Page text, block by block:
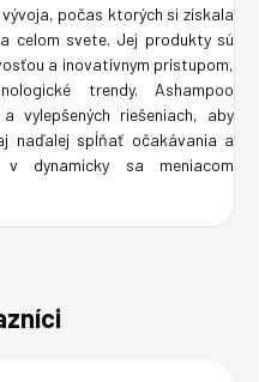
počas ktorých si získala
celom svete. Jej produkty sú
a inovatívnym prístupom,
trendy. Ashampoo
vylepšených riešeniach, aby
naďalej spĺňať očakávania a
v dynamicky sa meniacom